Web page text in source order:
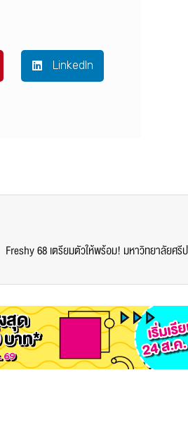
LinkedIn
Freshy 68 เตรียมตัวให้พร้อม! มหาวิทยาลัยศ